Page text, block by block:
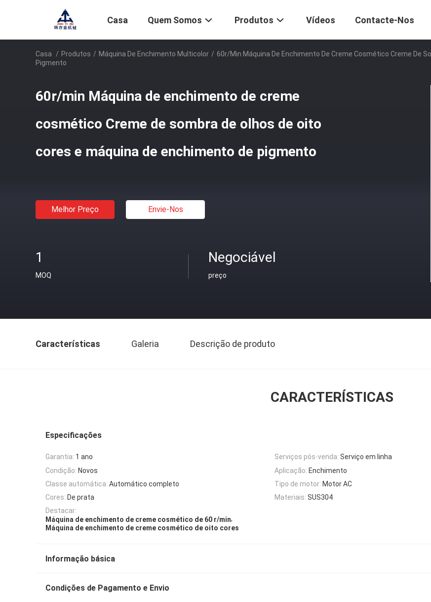
Casa Quem Somos Produtos Vídeos Contacte-Nos
Casa / Produtos / Máquina De Enchimento Multicolor / 60r/min Máquina De Enchimento De Creme Cosmético Creme De
Pigmento
60r/min Máquina de enchimento de creme
cosmético Creme de sombra de olhos de oito
cores e máquina de enchimento de pigmento
Melhor Preço Envie-Nos
1
MOQ
Negociável
preço
Características Galeria Descrição de produto
CARACTERÍSTICAS
Especificações
Garantia: 1 ano Serviços pós-venda: Serviço em linha
Condição: Novos Aplicação: Enchimento
Classe automática: Automático completo Tipo de motor: Motor AC
Cores: De prata Materiais: SUS304
Destacar:
Máquina de enchimento de creme cosmético de 60 r/min,
Máquina de enchimento de creme cosmético de oito cores
Informação básica
Condições de Pagamento e Envio